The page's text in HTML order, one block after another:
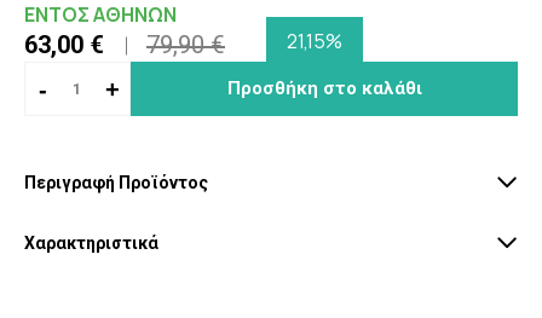
ΕΝΤΟΣ ΑΘΗΝΩΝ
63,00 € 79,90 €
21,15%
-
+ Προσθήκη στο καλάθι
Περιγραφή Προϊόντος
Χαρακτηριστικά